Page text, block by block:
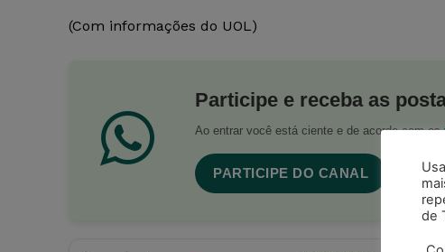
(Com informações do UOL)
Participe e receba as
Ao entrar você está ciente e de acordo com os
PARTICIPE DO CANAL
de